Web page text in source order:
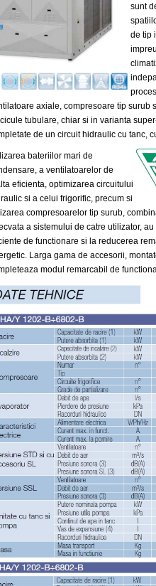
sunt
de tip
axiale, compresoare tip surub
tubulare, chiar si in varianta
de un circuit hidraulic cu tanc,
bateriilor mari de
a ventilatoarelor de
eficienta, optimizarea circuitului
si a celui frigorific, precum si
compresoarelor tip surub,
a sistemului de catre utilizator,
de functionare si la reducerea
Larga gama de accesorii,
modul remarcabil de